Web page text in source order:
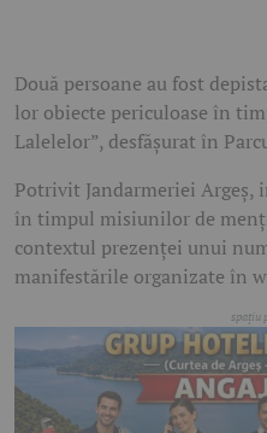
Două persoane au fost
lor obiecte periculoase în
Lalelelor”, desfășurat în
Potrivit Jandarmeriei Argeș,
în timpul misiunilor de
contextul prezenței unui
manifestările organizate în